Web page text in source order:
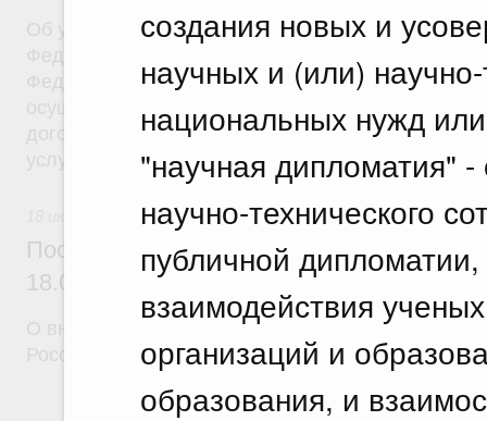
создания новых и
научных и (или)
национальных нужд
"научная дипломатия"
научно-технического
публичной
взаимодействия
организаций и
образования, и
Об утверждении Правил уведомления частным
Федерации (территориального органа),
договора на оказание сыскных услуг и об
Постановление Правительства
18.07.2026 г. № 910
О внесении изменений в некоторые акты
Российской Федерации